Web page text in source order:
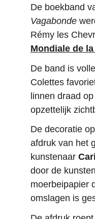
De boekband
Vagabonde
Rémy les
Mondiale de
De band is
Colettes
linnen draad
opzettelijk
De decoratie
afdruk van het
kunstenaar
door de
moerbeipapier
omslagen is